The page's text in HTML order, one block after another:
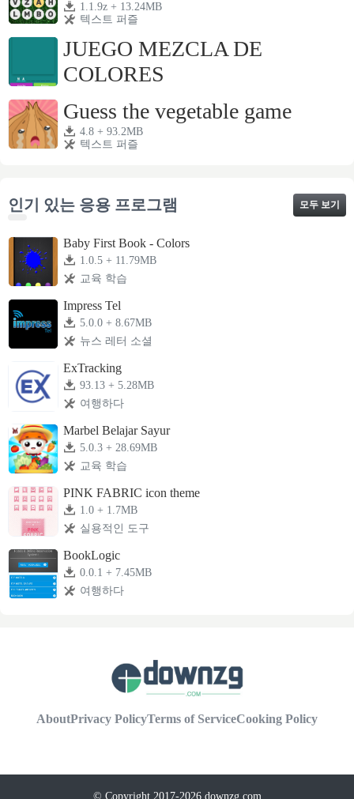
1.1.9z + 13.24MB
텍스트 퍼즐
JUEGO MEZCLA DE
COLORES
Guess the vegetable game
4.8 + 93.2MB
텍스트 퍼즐
인기 있는 응용 프로그램 모두 보기
Baby First Book - Colors
1.0.5 + 11.79MB
교육 학습
Impress Tel
5.0.0 + 8.67MB
뉴스 레터 소셜
ExTracking
93.13 + 5.28MB
여행하다
Marbel Belajar Sayur
5.0.3 + 28.69MB
교육 학습
PINK FABRIC icon theme
1.0 + 1.7MB
실용적인 도구
BookLogic
0.0.1 + 7.45MB
여행하다
AboutPrivacy PolicyTerms of ServiceCooking Policy
© Copyright 2017-2026 downzg.com